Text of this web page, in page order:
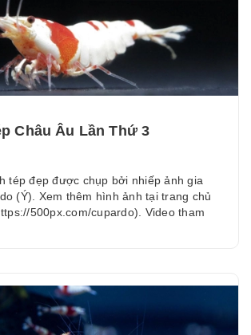
Châu Âu Lần Thứ 3
tép đẹp được chụp bởi nhiếp ảnh gia
(Ý). Xem thêm hình ảnh tại trang chủ
500px.com/cupardo). Video tham